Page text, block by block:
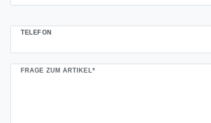
TELEFON
FRAGE ZUM ARTIKEL*